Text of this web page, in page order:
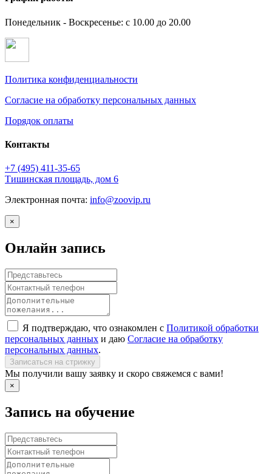
Понедельник - Воскресенье: с 10.00 до 20.00
Политика конфиденциальности
Согласие на обработку персональных данных
Порядок оплаты
Контакты
+7 (495) 411-35-65
Тишинская площадь, дом 6
Электронная почта: info@zoovip.ru
×
Онлайн запись
Я подтверждаю, что ознакомлен с Политикой обработки
персональных данных и даю Согласие на обработку
персональных данных.
Записаться на стрижку
Мы получили вашу заявку и скоро свяжемся с вами!
×
Запись на обучение